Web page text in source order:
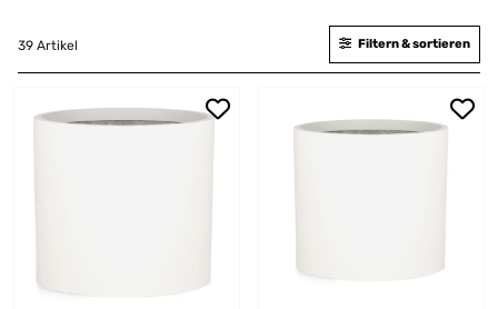
39 Artikel Filtern & sortieren